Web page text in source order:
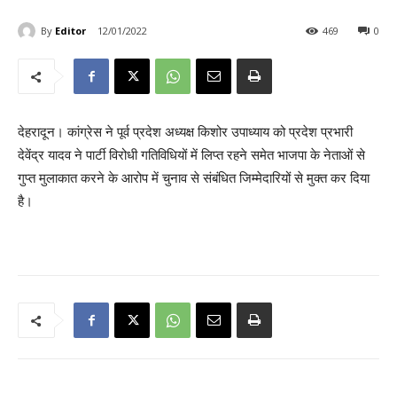
By Editor 12/01/2022 0
469
देहरादून। कांग्रेस ने पूर्व प्रदेश अध्यक्ष किशोर उपाध्याय को प्रदेश प्रभारी
देवेंद्र यादव ने पार्टी विरोधी गतिविधियों में लिप्त रहने समेत भाजपा के नेताओं से
गुप्त मुलाकात करने के आरोप में चुनाव से संबंधित जिम्मेदारियों से मुक्त कर दिया
है।